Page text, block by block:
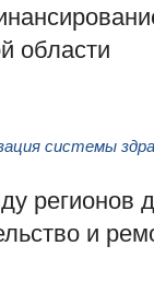
области
системы
регионов
и